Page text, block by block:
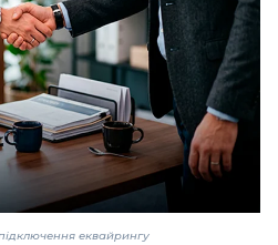
еквайрингу